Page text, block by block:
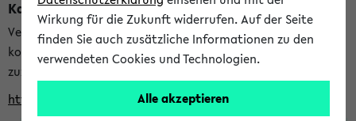
Kalenderintegration
Verwenden Sie die folgende Adresse, um mit einer
kompatiblen Kalenderanwendung auf die Vorlesungszeiten
zuzugreifen (nähere Informationen
finden Sie hier
https://ekvv.uni-bielefeld.de/ws/calendar?vz
Wirkung für die Zukunft widerrufen. Auf der Seite
finden Sie auch zusätzliche Informationen zu den
verwendeten Cookies und Technologien.
Alle akzeptieren